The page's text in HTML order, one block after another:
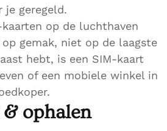
je geregeld.
kaarten op de luchthaven
gemak, niet op de laagste
hebt, is een SIM-kaart
of een mobiele winkel in
ophalen